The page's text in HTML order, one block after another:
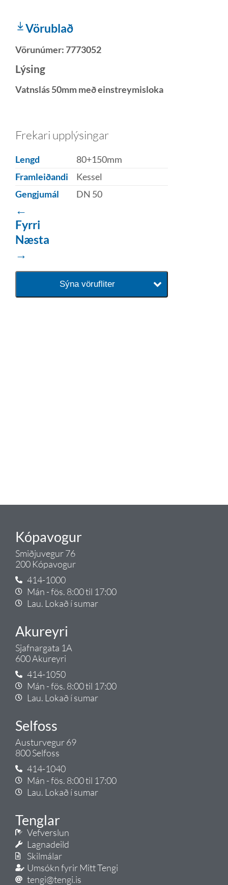
Vörublað
Vörunúmer:7773052
Lýsing
Vatnslás 50mm með einstreymisloka
Frekari upplýsingar
Lengd
80+150mm
Framleiðandi
Kessel
Gengjumál
DN 50
←
Fyrri
Næsta
→
Sýna vörufliter
Kópavogur
Smiðjuvegur 76
200 Kópavogur
414-1000
Mán - fös. 8:00 til 17:00
Lau. Lokað í sumar
Akureyri
Sjafnargata 1A
600 Akureyri
414-1050
Mán - fös. 8:00 til 17:00
Lau. Lokað í sumar
Selfoss
Austurvegur 69
800 Selfoss
414-1040
Mán - fös. 8:00 til 17:00
Lau. Lokað í sumar
Tenglar
Vefverslun
Lagnadeild
Skilmálar
Umsókn fyrir Mitt Tengi
tengi@tengi.is